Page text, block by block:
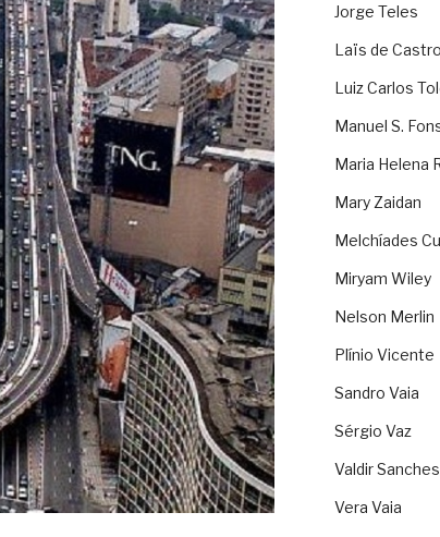
Jorge Teles
Laïs de Castro
Luiz Carlos
Manuel S.
Maria Helena
Mary Zaidan
Melchíades
Miryam Wiley
Nelson Merlin
Plínio Vicente
Sandro Vaia
Sérgio Vaz
Valdir Sanches
Vera Vaia